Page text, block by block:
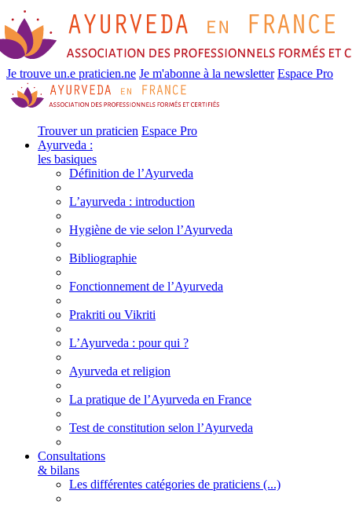
Je trouve un.e praticien.ne Je m'abonne à la newsletter Espace Pro
Trouver un praticien Espace Pro
Ayurveda :
les basiques
Définition de l’Ayurveda
L’ayurveda : introduction
Hygiène de vie selon l’Ayurveda
Bibliographie
Fonctionnement de l’Ayurveda
Prakriti ou Vikriti
L’Ayurveda : pour qui ?
Ayurveda et religion
La pratique de l’Ayurveda en France
Test de constitution selon l’Ayurveda
Consultations
& bilans
Les différentes catégories de praticiens (...)